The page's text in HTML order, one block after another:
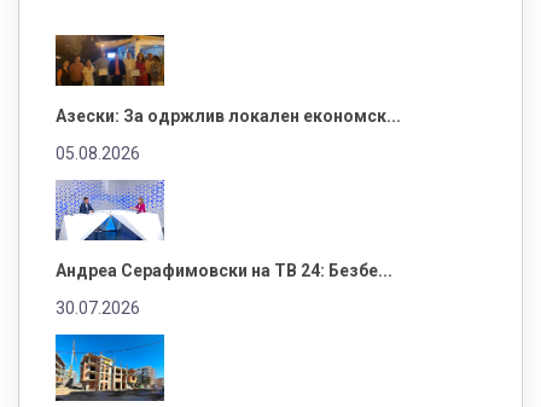
Азески: За одржлив локален економск...
05.08.2026
Андреа Серафимовски на ТВ 24: Безбе...
30.07.2026